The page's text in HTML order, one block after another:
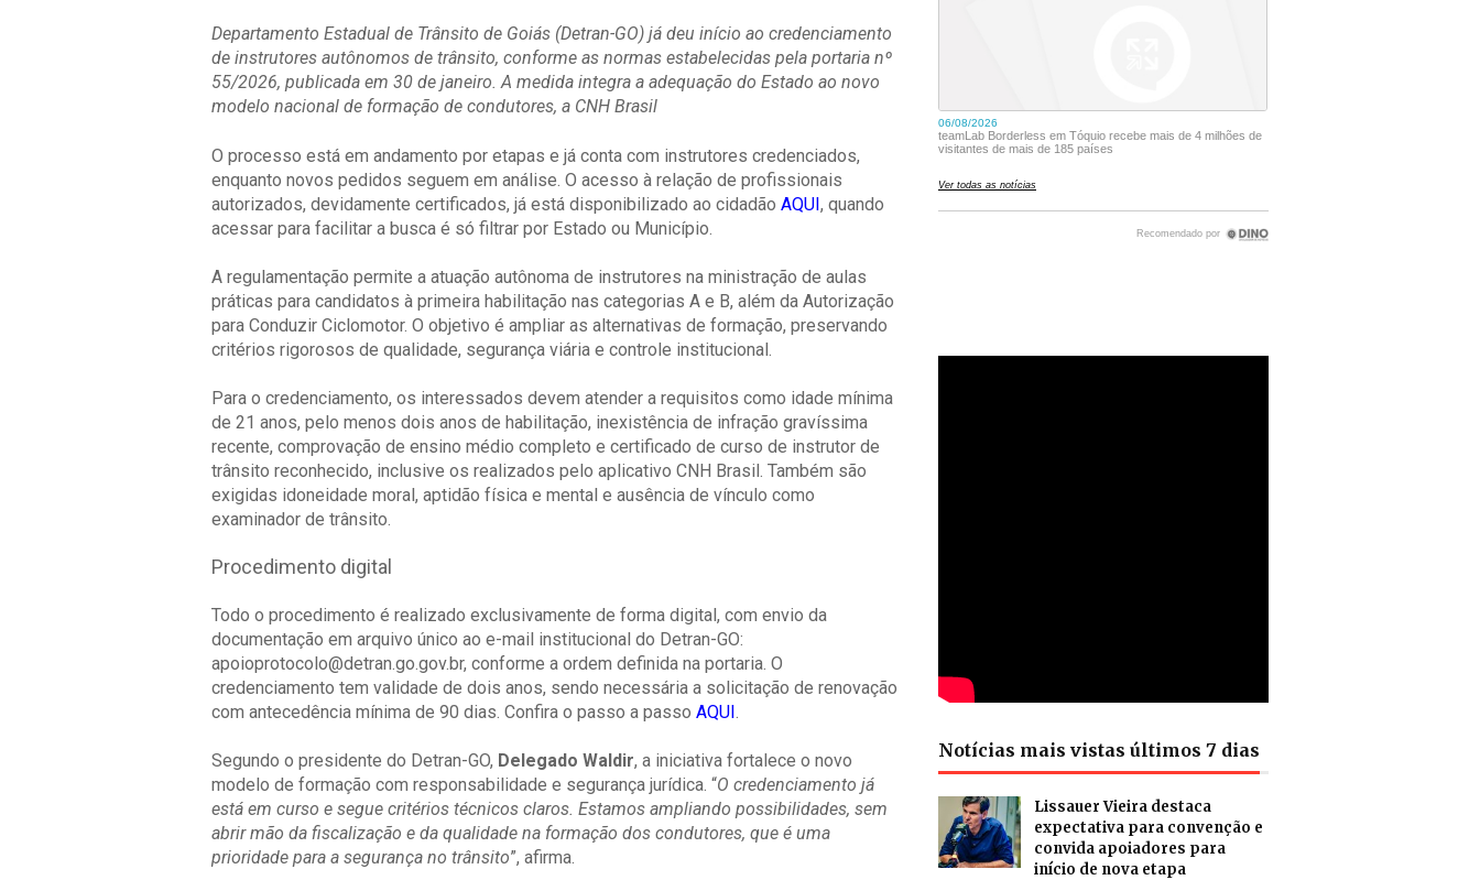
Departamento Estadual de Trânsito de Goiás (Detran-GO) já deu início ao credenciamento
de instrutores autônomos de trânsito, conforme as normas estabelecidas pela portaria nº
55/2026, publicada em 30 de janeiro. A medida integra a adequação do Estado ao novo
modelo nacional de formação de condutores, a CNH Brasil
O processo está em andamento por etapas e já conta com instrutores credenciados,
enquanto novos pedidos seguem em análise. O acesso à relação de profissionais
autorizados, devidamente certificados, já está disponibilizado ao cidadão AQUI, quando
acessar para facilitar a busca é só filtrar por Estado ou Município.
A regulamentação permite a atuação autônoma de instrutores na ministração de aulas
práticas para candidatos à primeira habilitação nas categorias A e B, além da Autorização
para Conduzir Ciclomotor. O objetivo é ampliar as alternativas de formação, preservando
critérios rigorosos de qualidade, segurança viária e controle institucional.
Para o credenciamento, os interessados devem atender a requisitos como idade mínima
de 21 anos, pelo menos dois anos de habilitação, inexistência de infração gravíssima
recente, comprovação de ensino médio completo e certificado de curso de instrutor de
trânsito reconhecido, inclusive os realizados pelo aplicativo CNH Brasil. Também são
exigidas idoneidade moral, aptidão física e mental e ausência de vínculo como
examinador de trânsito.
Procedimento digital
Todo o procedimento é realizado exclusivamente de forma digital, com envio da
documentação em arquivo único ao e-mail institucional do Detran-GO:
apoioprotocolo@detran.go.gov.br, conforme a ordem definida na portaria. O
credenciamento tem validade de dois anos, sendo necessária a solicitação de renovação
com antecedência mínima de 90 dias. Confira o passo a passo AQUI.
Segundo o presidente do Detran-GO, Delegado Waldir, a iniciativa fortalece o novo
modelo de formação com responsabilidade e segurança jurídica. “O credenciamento já
está em curso e segue critérios técnicos claros. Estamos ampliando possibilidades, sem
abrir mão da fiscalização e da qualidade na formação dos condutores, que é uma
prioridade para a segurança no trânsito”, afirma.
Notícias mais vistas últimos 7 dias
Lissauer Vieira destaca
expectativa para convenção e
convida apoiadores para
início de nova etapa